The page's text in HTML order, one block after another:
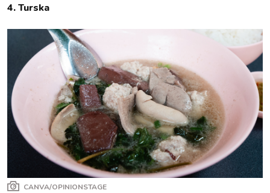
4. Turska
CANVA/OPINIONSTAGE